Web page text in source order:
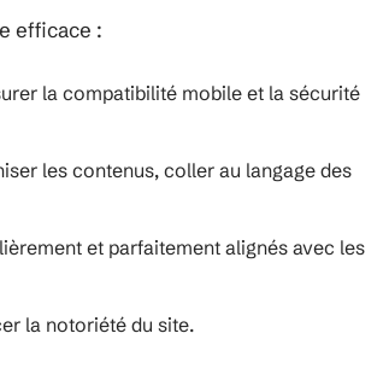
efficace :
la compatibilité mobile et la sécurité
les contenus, coller au langage des
et parfaitement alignés avec les
la notoriété du site.